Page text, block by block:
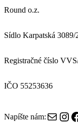
Round o.z.
Sídlo Karpatská 3089/
Registračné číslo
IČO 55253636
Napíšte nám: E-mail